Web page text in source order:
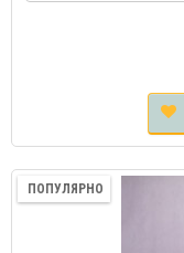
ПОПУЛЯРНО